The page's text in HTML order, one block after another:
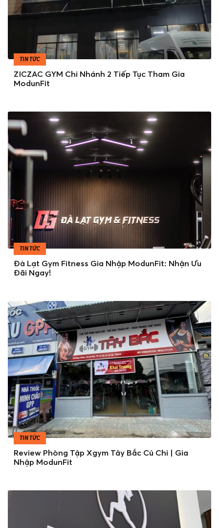
TIN TỨC
ZICZAC GYM Chi Nhánh 2 Tiếp Tục Tham Gia
ModunFit
TIN TỨC
Đà Lạt Gym Fitness Gia Nhập ModunFit: Nhận Ưu
Đãi Ngay!
TIN TỨC
Review Phòng Tập Xgym Tây Bắc Củ Chi | Gia
Nhập ModunFit